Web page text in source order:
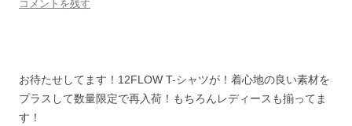
コメントを残す
お待たせしてます！12FLOW T-シャツが！着心地の良い素材を
プラスして数量限定で再入荷！もちろんレディースも揃ってま
す！